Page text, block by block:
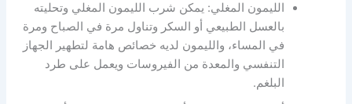
الليمون المغلي: يمكن شرب الليمون المغلي وتحليته
بالعسل الطبيعي أو السكر وتناول مرة في الصباح ومرة
في المساء، والليمون لديه خصائص هامة لتطهير الجهاز
التنفسي والمعدة من الفيروسات ويعمل على طرد
البلغم.